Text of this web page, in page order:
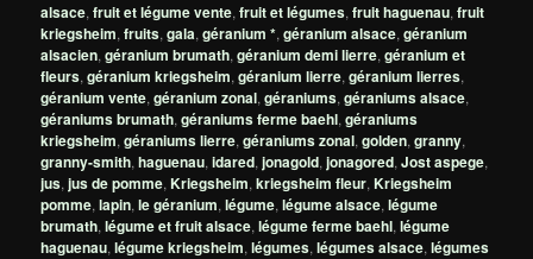
alsace,fruit et légume vente,fruit et légumes,fruit haguenau,fruit
kriegsheim,fruits,gala,géranium *,géranium alsace,géranium
alsacien,géranium brumath,géranium demi lierre,géranium et
fleurs,géranium kriegsheim,géranium lierre,géranium lierres,
géranium vente,géranium zonal,géraniums,géraniums alsace,
géraniums brumath,géraniums ferme baehl,géraniums
kriegsheim,géraniums lierre,géraniums zonal,golden,granny,
granny-smith,haguenau,idared,jonagold,jonagored,Jost aspege,
jus,jus de pomme,Kriegsheim,kriegsheim fleur,Kriegsheim
pomme,lapin,le géranium,légume,légume alsace,légume
brumath,légume et fruit alsace,légume ferme baehl,légume
haguenau,légume kriegsheim,légumes,légumes alsace,légumes